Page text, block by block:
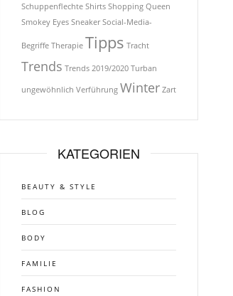
Schuppenflechte Shirts Shopping Queen
Smokey Eyes Sneaker Social-Media-
Begriffe Therapie Tipps Tracht
Trends Trends 2019/2020 Turban
ungewöhnlich Verführung Winter Zart
KATEGORIEN
BEAUTY & STYLE
BLOG
BODY
FAMILIE
FASHION